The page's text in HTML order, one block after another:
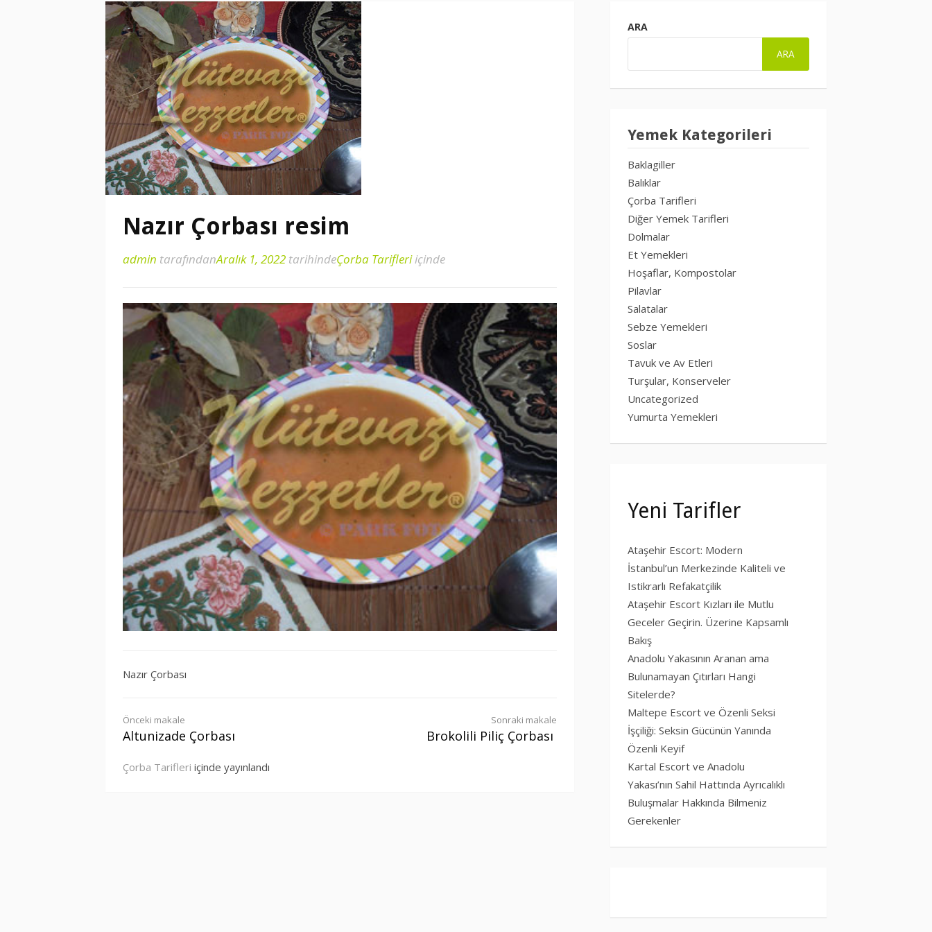
Nazır Çorbası resim
admin tarafındanAralık 1, 2022 tarihindeÇorba Tarifleriiçinde
Nazır Çorbası
Okumaya
et
Önceki makale
Altunizade Çorbası
Sonraki makale
Brokolili Piliç Çorbası
Çorba Tarifleri içinde yayınlandı
ARA
ARA
Yemek Kategorileri
Baklagiller
Balıklar
Çorba Tarifleri
Diğer Yemek Tarifleri
Dolmalar
Et Yemekleri
Hoşaflar, Kompostolar
Pilavlar
Salatalar
Sebze Yemekleri
Soslar
Tavuk ve Av Etleri
Turşular, Konserveler
Uncategorized
Yumurta Yemekleri
Yeni Tarifler
Ataşehir Escort: Modern
İstanbul’un Merkezinde Kaliteli ve
Istikrarlı Refakatçilik
Ataşehir Escort Kızları ile Mutlu
Geceler Geçirin. Üzerine Kapsamlı
Bakış
Anadolu Yakasının Aranan ama
Bulunamayan Çıtırları Hangi
Sitelerde?
Maltepe Escort ve Özenli Seksi
İşçiliği: Seksin Gücünün Yanında
Özenli Keyif
Kartal Escort ve Anadolu
Yakası’nın Sahil Hattında Ayrıcalıklı
Buluşmalar Hakkında Bilmeniz
Gerekenler